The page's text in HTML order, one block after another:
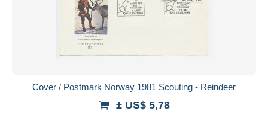
Cover / Postmark Norway 1981 Scouting - Reindeer
± US$ 5,78